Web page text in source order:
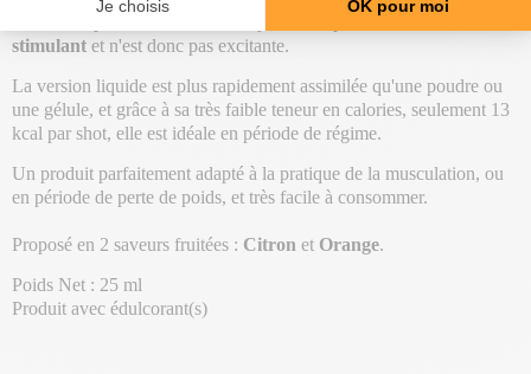
efficacité optimale, ou le matin à jeun ! De plus, la
stimulant et n'est donc pas excitante.
La version liquide est plus rapidement assimilée qu'une poudre ou
une gélule, et grâce à sa très faible teneur en calories, seulement 13
kcal par shot, elle est idéale en période de régime.
Un produit parfaitement adapté à la pratique de la musculation, ou
en période de perte de poids, et très facile à consommer.
Proposé en 2 saveurs fruitées : Citron et Orange.
Poids Net : 25 ml
Produit avec édulcorant(s)